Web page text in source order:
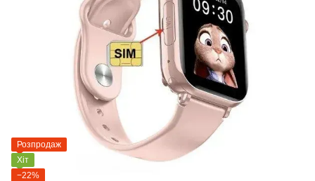
Розпродаж
Хіт
−22%